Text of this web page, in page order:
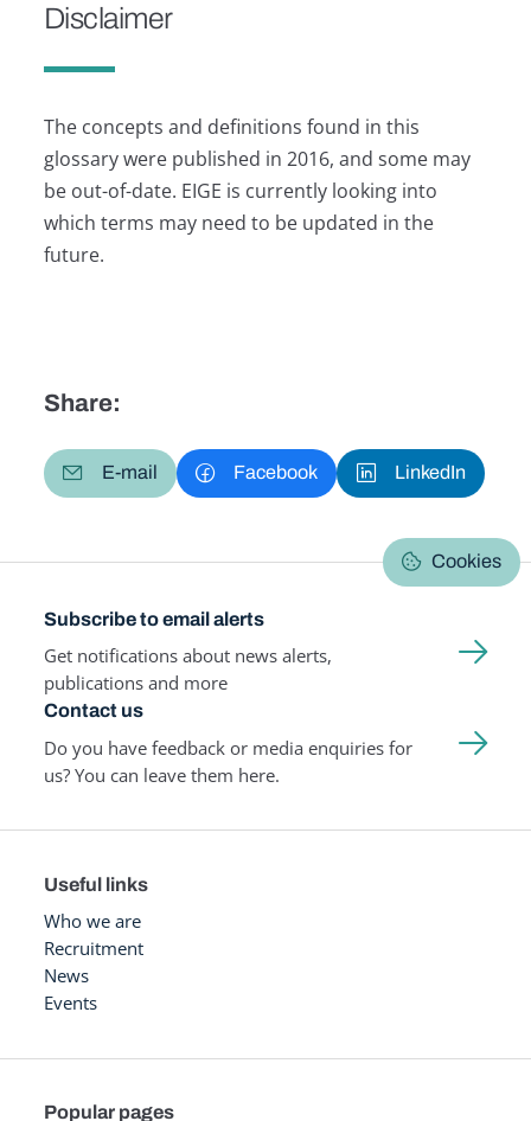
Disclaimer
The concepts and definitions found in this
glossary were published in 2016, and some may
be out-of-date. EIGE is currently looking into
which terms may need to be updated in the
future.
Share:
E-mail Facebook LinkedIn
Cookies
Subscribe to email alerts
Get notifications about news alerts,
publications and more
Contact us
Do you have feedback or media enquiries for
us? You can leave them here.
Useful links
Who we are
Recruitment
News
Events
Popular pages